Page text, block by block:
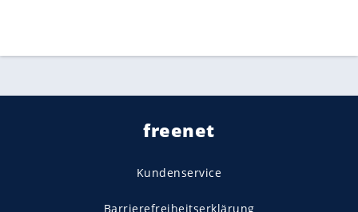
freenet
Kundenservice
Barrierefreiheitserklärung